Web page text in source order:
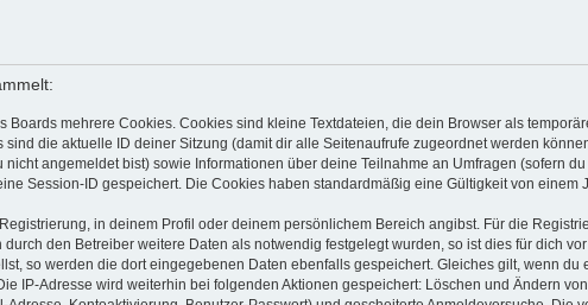
Boards mehrere Cookies. Cookies sind kleine Textdateien, die dein Browser als
die aktuelle ID deiner Sitzung (damit dir alle Seitenaufrufe zugeordnet werden
angemeldet bist) sowie Informationen über deine Teilnahme an Umfragen (sofern
Session-ID gespeichert. Die Cookies haben standardmäßig eine Gültigkeit von einem
in deinem Profil oder deinem persönlichem Bereich angibst. Für die
den Betreiber weitere Daten als notwendig festgelegt wurden, so ist dies für dich
so werden die dort eingegebenen Daten ebenfalls gespeichert. Gleiches gilt, wenn du
IP-Adresse wird weiterhin bei folgenden Aktionen gespeichert: Löschen und Ändern